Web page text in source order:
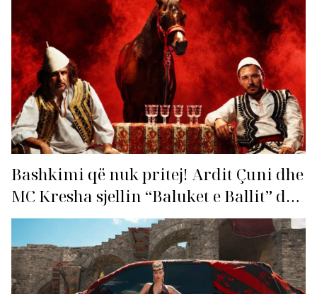
Bashkimi që nuk pritej! Ardit Çuni dhe
MC Kresha sjellin “Baluket e Ballit” dhe
ndezin rrjetin!